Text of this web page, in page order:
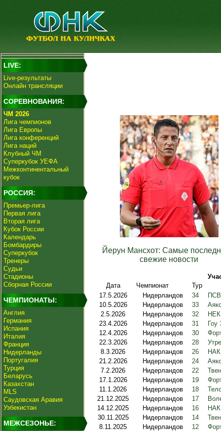
LIVE:
Live-результаты
Онлайн трансляции
СОРЕВНОВАНИЯ:
ЧМ 2026
Лига чемпионов
Лига Европы
Лига конференций
Лига наций
Клубный ЧМ
Суперкубок УЕФА
Межконтинентальный
кубок
РОССИЯ:
Премьер-лига
Первая лига
Вторая лига
Кубок России
Календарь
Бомбардиры
Суперкубок
Тренеры
Судьи
Стадионы
Сборная России
ЧЕМПИОНАТЫ:
Англия
Германия
Испания
Италия
Франция
Нидерланды
Португалия
Турция
Беларусь
Казахстан
MLS
Саудовская Аравия
Узбекистан
МЕЖСЕЗОНЬЕ:
Йерун Мансхот: Самые
свежие новости
Дата
Чемпионат
Тур
17.5.2026
Нидерландов 34
ПСВ
10.5.2026
Нидерландов 33
2.5.2026
Нидерландов 32
НЕК
23.4.2026
Нидерландов 31
Гоу
12.4.2026
Нидерландов 30
22.3.2026
Нидерландов 28
8.3.2026
Нидерландов 26
21.2.2026
Нидерландов 24
7.2.2026
Нидерландов 22
17.1.2026
Нидерландов 19
11.1.2026
Нидерландов 18
21.12.2025
Нидерландов 17
14.12.2025
Нидерландов 16
НАК
30.11.2025
Нидерландов 14
8.11.2025
Нидерландов 12